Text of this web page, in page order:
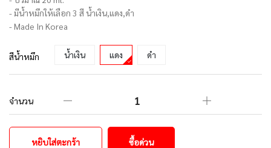
- มีน้ำหมึกให้เลือก 3 สี น้ำเงิน,แดง,ดำ
- Made In Korea
สีน้ำหมึก น้ำเงิน แดง ดำ
จำนวน
หยิบใส่ตะกร้า ซื้อด่วน